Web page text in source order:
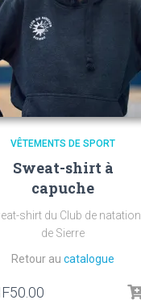
VÊTEMENTS DE SPORT
Sweat-shirt à
capuche
shirt du Club de natation
de Sierre
Retour au catalogue
50.00